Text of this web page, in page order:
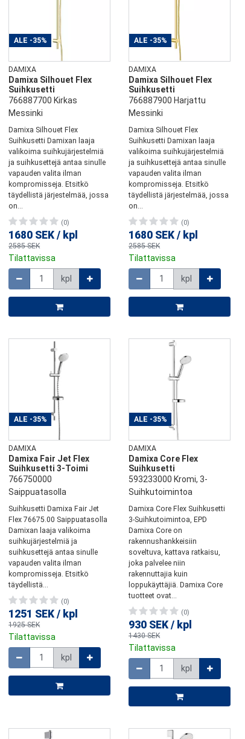
ALE -35%
DAMIXA
Damixa Silhouet Flex
Suihkusetti
766887700 Kirkas
Messinki
Damixa Silhouet Flex
Suihkusetti Damixan laaja
valikoima suihkujärjestelmiä
ja suihkusettejä antaa sinulle
vapauden valita ilman
kompromisseja. Etsitkö
täydellistä järjestelmää, jossa
on...
(0)
1680 SEK / kpl
2585 SEK
Tilattavissa
Määrä
kpl
ALE -35%
DAMIXA
Damixa Silhouet Flex
Suihkusetti
766887900 Harjattu
Messinki
Damixa Silhouet Flex
Suihkusetti Damixan laaja
valikoima suihkujärjestelmiä
ja suihkusettejä antaa sinulle
vapauden valita ilman
kompromisseja. Etsitkö
täydellistä järjestelmää, jossa
on...
(0)
1680 SEK / kpl
2585 SEK
Tilattavissa
Määrä
kpl
ALE -35%
DAMIXA
Damixa Fair Jet Flex
Suihkusetti 3-Toimi
766750000
Saippuatasolla
Suihkusetti Damixa Fair Jet
Flex 76675.00 Saippuatasolla
Damixan laaja valikoima
suihkujärjestelmiä ja
suihkusettejä antaa sinulle
vapauden valita ilman
kompromisseja. Etsitkö
täydellistä...
(0)
1251 SEK / kpl
1925 SEK
Tilattavissa
Määrä
kpl
ALE -35%
DAMIXA
Damixa Core Flex
Suihkusetti
593233000 Kromi, 3-
Suihkutoimintoa
Damixa Core Flex Suihkusetti
3-Suihkutoimintoa, EPD
Damixa Core on
rakennushankkeisiin
soveltuva, kattava ratkaisu,
joka palvelee niin
rakennuttajia kuin
loppukäyttäjiä. Damixa Core
tuotteet ovat...
(0)
930 SEK / kpl
1430 SEK
Tilattavissa
Määrä
kpl